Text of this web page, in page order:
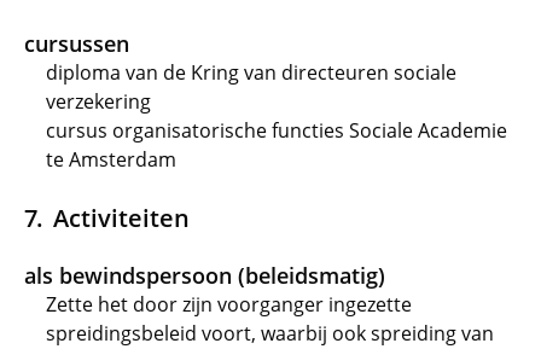
cursussen
diploma van de Kring van directeuren sociale
verzekering
cursus organisatorische functies Sociale Academie
te Amsterdam
Activiteiten
als bewindspersoon (beleidsmatig)
Zette het door zijn voorganger ingezette
spreidingsbeleid voort, waarbij ook spreiding van